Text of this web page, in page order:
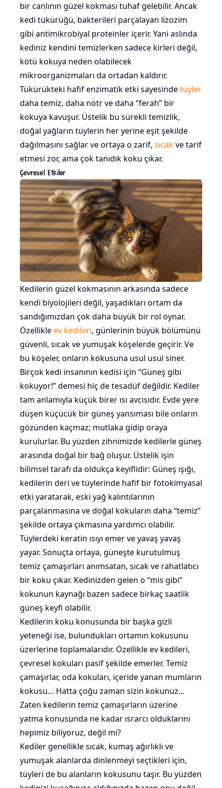
bir canlının güzel kokması tuhaf gelebilir. Ancak
kedi tükürüğü, bakterileri parçalayan lizozim
gibi antimikrobiyal proteinler içerir. Yani aslında
kediniz kendini temizlerken sadece kirleri değil,
kötü kokuya neden olabilecek
mikroorganizmaları da ortadan kaldırır.
Tükürükteki hafif enzimatik etki sayesindetüyler
daha temiz, daha nötr ve daha “ferah” bir
kokuya kavuşur. Üstelik bu sürekli temizlik,
doğal yağların tüylerin her yerine eşit şekilde
dağılmasını sağlar ve ortaya o zarif, sıcakve tarif
etmesi zor, ama çok tanıdık koku çıkar.
Çevresel Etkiler
Kedilerin güzel kokmasının arkasında sadece
kendi biyolojileri değil, yaşadıkları ortam da
sandığımızdan çok daha büyük bir rol oynar.
Özellikleev kedileri, günlerinin büyük bölümünü
güvenli, sıcak ve yumuşak köşelerde geçirir. Ve
bu köşeler, onların kokusuna usul usul siner.
Birçok kedi insanının kedisi için “Güneş gibi
kokuyor!” demesi hiç de tesadüf değildir. Kediler
tam anlamıyla küçük birer ısı avcısıdır. Evde yere
düşen küçücük bir güneş yansıması bile onların
gözünden kaçmaz; mutlaka gidip oraya
kurulurlar. Bu yüzden zihnimizde kedilerle güneş
arasında doğal bir bağ oluşur. Üstelik işin
bilimsel tarafı da oldukça keyiflidir: Güneş ışığı,
kedilerin deri ve tüylerinde hafif bir fotokimyasal
etki yaratarak, eski yağ kalıntılarının
parçalanmasına ve doğal kokuların daha “temiz”
şekilde ortaya çıkmasına yardımcı olabilir.
Tüylerdeki keratin ısıyı emer ve yavaş yavaş
yayar. Sonuçta ortaya, güneşte kurutulmuş
temiz çamaşırları anımsatan, sıcak ve rahatlatıcı
bir koku çıkar. Kedinizden gelen o “mis gibi”
kokunun kaynağı bazen sadece birkaç saatlik
güneş keyfi olabilir.
Kedilerin koku konusunda bir başka gizli
yeteneği ise, bulundukları ortamın kokusunu
üzerlerine toplamalarıdır. Özellikle ev kedileri,
çevresel kokuları pasif şekilde emerler. Temiz
çamaşırlar, oda kokuları, içeride yanan mumların
kokusu… Hatta çoğu zaman sizin kokunuz...
Zaten kedilerin temiz çamaşırların üzerine
yatma konusunda ne kadar ısrarcı olduklarını
hepimiz biliyoruz, değil mi?
Kediler genellikle sıcak, kumaş ağırlıklı ve
yumuşak alanlarda dinlenmeyi seçtikleri için,
tüyleri de bu alanların kokusunu taşır. Bu yüzden